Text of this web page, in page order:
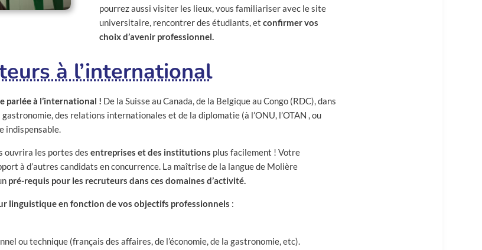
pourrez aussi visiter les lieux, vous familiariser avec le site
universitaire, rencontrer des étudiants, et confirmer vos
choix d’avenir professionnel.
à l’international
parlée à l’international ! De la Suisse au Canada, de la Belgique au Congo (RDC), dans
des relations internationales et de la diplomatie (à l’ONU, l’OTAN , ou
indispensable.
ouvrira les portes des entreprises et des institutions plus facilement ! Votre
à d’autres candidats en concurrence. La maîtrise de la langue de Molière
pré-requis pour les recruteurs dans ces domaines d’activité.
linguistique en fonction de vos objectifs professionnels :
ou technique (français des affaires, de l’économie, de la gastronomie, etc).